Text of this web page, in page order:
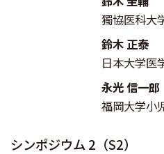
獨協医科
鈴木 正泰
日本大学医
永光 信一郎
福岡大学小
シンポジウム 2（S2）